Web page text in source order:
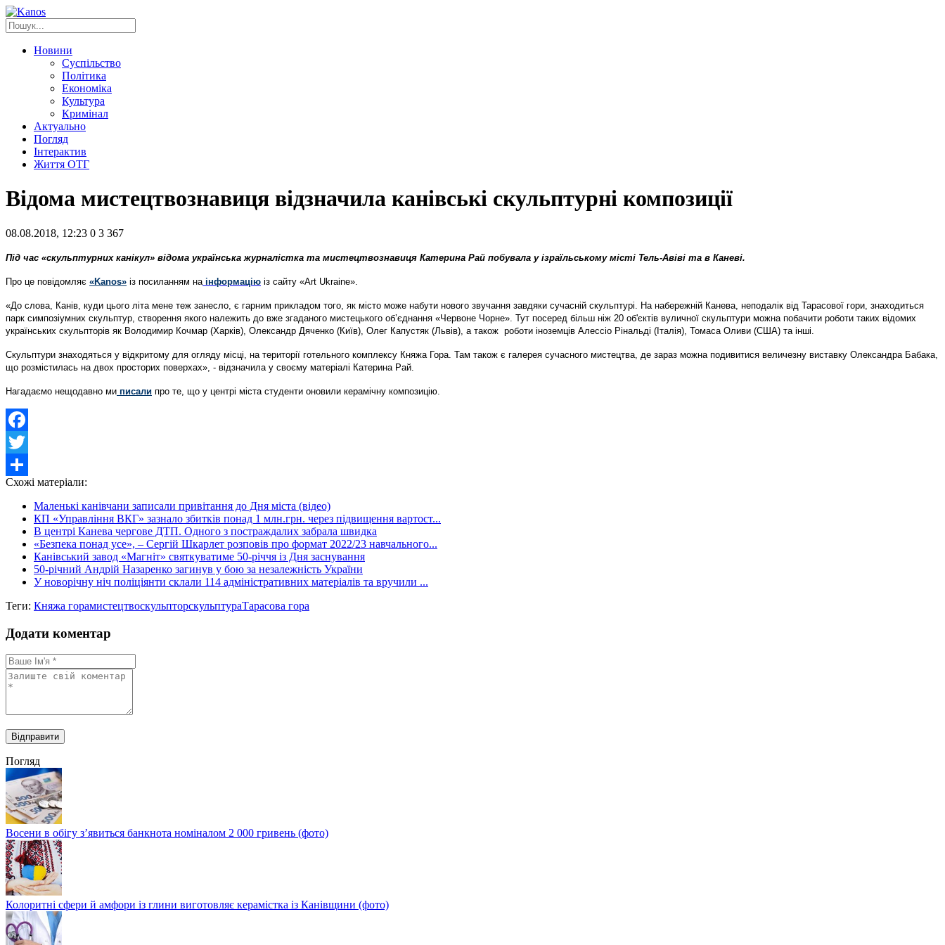
Новини
Суспільство
Політика
Економіка
Культура
Кримінал
Актуально
Погляд
Інтерактив
Життя ОТГ
Відома мистецтвознавиця відзначила канівські скульптурні композиції
08.08.2018, 12:23 0 3 367
Під час «скульптурних канікул» відома українська журналістка та мистецтвознавиця Катерина Рай побувала у ізраїльському місті Тель-Авіві та в Каневі.
Про це повідомляє «Kanos» із посиланням на інформацію із сайту «Art Ukraine».
«До слова, Канів, куди цього літа мене теж занесло, є гарним прикладом того, як місто може набути нового звучання завдяки сучасній скульптурі. На набережній Канева, неподалік від Тарасової гори, знаходиться
парк симпозіумних скульптур, створення якого належить до вже згаданого мистецького об’єднання «Червоне Чорне». Тут посеред більш ніж 20 об'єктів вуличної скульптури можна побачити роботи таких відомих
українських скульпторів як Володимир Кочмар (Харків), Олександр Дяченко (Київ), Олег Капустяк (Львів), а також роботи іноземців Алессіо Рінальді (Італія), Томаса Оливи (США) та інші.
Скульптури знаходяться у відкритому для огляду місці, на території готельного комплексу Княжа Гора. Там також є галерея сучасного мистецтва, де зараз можна подивитися величезну виставку Олександра Бабака,
що розмістилась на двох просторих поверхах», - відзначила у своєму матеріалі Катерина Рай.
Нагадаємо нещодавно ми писали про те, що у центрі міста студенти оновили керамічну композицію.
Facebook
Twitter
Share
Схожі матеріали:
Маленькі канівчани записали привітання до Дня міста (відео)
КП «Управління ВКГ» зазнало збитків понад 1 млн.грн. через підвищення вартост...
В центрі Канева чергове ДТП. Одного з постраждалих забрала швидка
«Безпека понад усе», – Сергій Шкарлет розповів про формат 2022/23 навчального...
Канівський завод «Магніт» святкуватиме 50-річчя із Дня заснування
50-річний Андрій Назаренко загинув у бою за незалежність України
У новорічну ніч поліціянти склали 114 адміністративних матеріалів та вручили ...
Теги: Княжа горамистецтвоскульпторскульптураТарасова гора
Додати коментар
Погляд
Восени в обігу з’явиться банкнота номіналом 2 000 гривень (фото)
Колоритні сфери й амфори із глини виготовляє керамістка із Канівщини (фото)